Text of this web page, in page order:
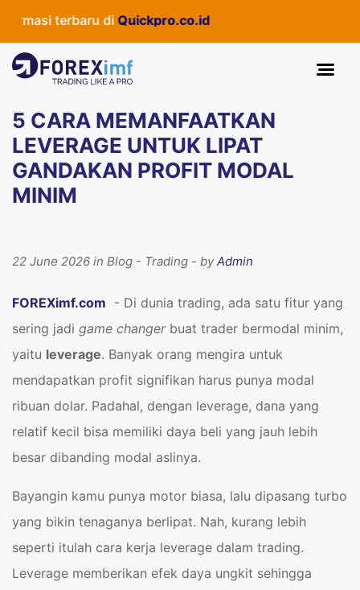
terbaru diQuickpro.co.id
5 CARA MEMANFAATKAN
LEVERAGE UNTUK LIPAT
GANDAKAN PROFIT MODAL
MINIM
22 June 2026 in Blog - Trading - byAdmin
FOREXimf.com - Di dunia trading, ada satu fitur yang
sering jadi game changerbuat trader bermodal minim,
yaitu leverage. Banyak orang mengira untuk
mendapatkan profit signifikan harus punya modal
ribuan dolar. Padahal, dengan leverage, dana yang
relatif kecil bisa memiliki daya beli yang jauh lebih
besar dibanding modal aslinya.
Bayangin kamu punya motor biasa, lalu dipasang turbo
yang bikin tenaganya berlipat. Nah, kurang lebih
seperti itulah cara kerja leverage dalam trading.
Leverage memberikan efek daya ungkit sehingga